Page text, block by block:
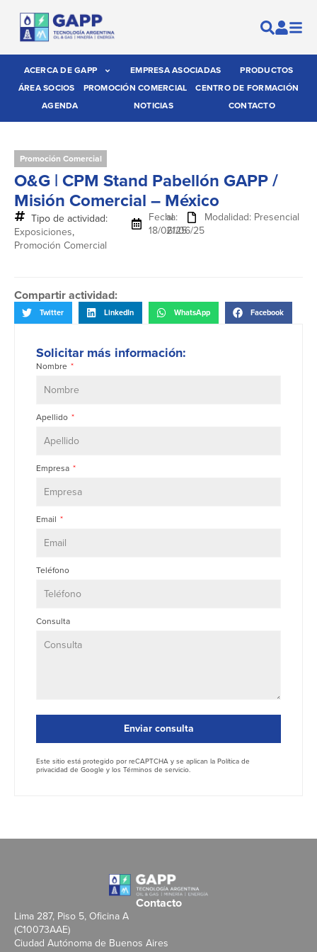
ACERCA DE GAPP EMPRESA ASOCIADAS
PRODUCTOS
ÁREA SOCIOS
PROMOCIÓN COMERCIAL
CENTRO DE FORMACIÓN
AGENDA
NOTICIAS CONTACTO
Promoción Comercial
O&G | CPM Stand Pabellón GAPP /
Misión Comercial – México
Tipo de actividad:
Exposiciones,
Promoción Comercial
Fecha:
18/06/25
al
21/06/25
Modalidad: Presencial
Compartir actividad:
Twitter LinkedIn WhatsApp Facebook
Solicitar más información:
Nombre
Apellido
Empresa
Email
Teléfono
Consulta
Este sitio está protegido por reCAPTCHA y se aplican la Política de
privacidad de Google y los Términos de servicio.
Enviar consulta
Contacto
Lima 287, Piso 5, Oficina A
(C10073AAE)
Ciudad Autónoma de Buenos Aires